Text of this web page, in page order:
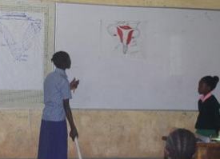
anzeigen